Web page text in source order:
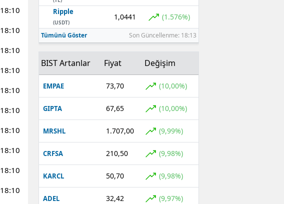
18:10
18:10
18:10
18:10
18:10
18:10
18:10
18:10
18:10
18:10
Ripple
(USDT)
1,0441 (1.576%)
Tümünü Göster Son Güncellenme: 18:13
BIST Artanlar Fiyat Değişim
EMPAE 73,70 (10,00%)
GIPTA 67,65 (10,00%)
MRSHL 1.707,00 (9,99%)
CRFSA 210,50 (9,98%)
KARCL 50,70 (9,98%)
ADEL 32,42 (9,97%)